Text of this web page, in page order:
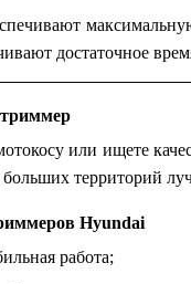
достаточное
или ищете
территорий
Hyundai
работа;